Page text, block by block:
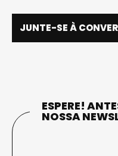
JUNTE-SE À
ESPERE!
NOSSA